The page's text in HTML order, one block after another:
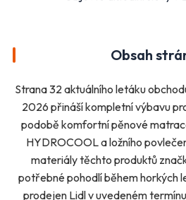
Obsah
Strana 32 aktuálního letáku
2026 přináší kompletní výbavu
podobě komfortní pěnové
HYDROCOOL a ložního
materiály těchto produktů
potřebné pohodlí během horkých
prodejen Lidl v uvedeném
Ostatní supermarkety